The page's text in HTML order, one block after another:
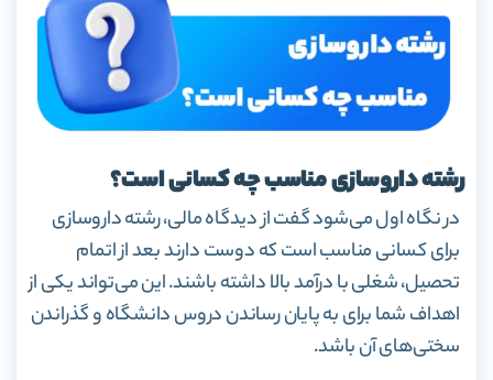
رشته داروسازی مناسب چه کسانی است؟
در نگاه اول می‌شود گفت از دیدگاه مالی، رشته داروسازی
برای کسانی مناسب است که دوست دارند بعد از اتمام
تحصیل، شغلی با درآمد بالا داشته باشند. این می‌تواند یکی از
اهداف شما برای به پایان رساندن دروس دانشگاه و گذراندن
سختی‌های آن باشد.